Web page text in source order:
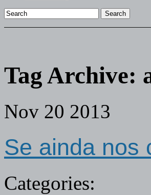
Search
Tag Archive:
Nov 20 2013
Se ainda nos
Categories: